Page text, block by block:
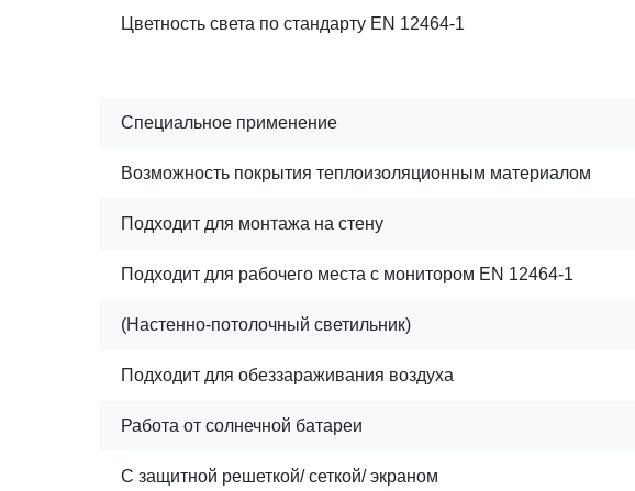
Цветность света по стандарту EN 12464-1
Специальное применение
Возможность покрытия теплоизоляционным материалом
Подходит для монтажа на стену
Подходит для рабочего места с монитором EN 12464-1
(Настенно-потолочный светильник)
Подходит для обеззараживания воздуха
Работа от солнечной батареи
С защитной решеткой/ сеткой/ экраном